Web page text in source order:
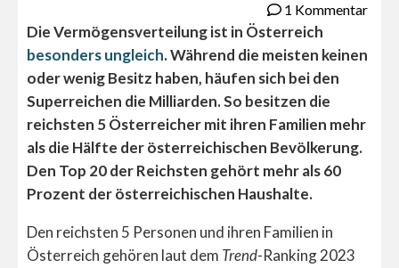
1 Kommentar
Die Vermögensverteilung ist in Österreich
besonders ungleich. Während die meisten keinen
oder wenig Besitz haben, häufen sich bei den
Superreichen die Milliarden. So besitzen die
reichsten 5 Österreicher mit ihren Familien mehr
als die Hälfte der österreichischen Bevölkerung.
Den Top 20 der Reichsten gehört mehr als 60
Prozent der österreichischen Haushalte.
Den reichsten 5 Personen und ihren Familien in
Österreich gehören laut dem Trend-Ranking 2023